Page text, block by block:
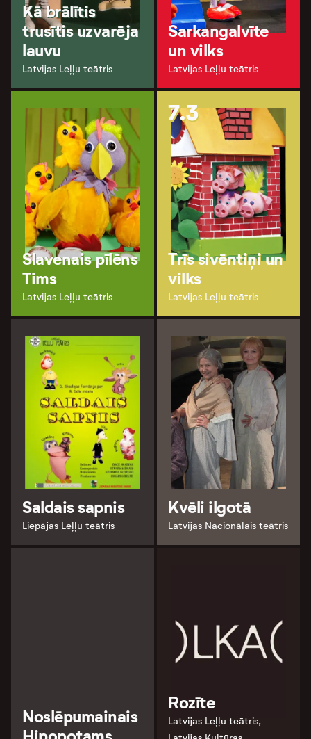
Kā brālītis
trusītis uzvarēja
lauvu
Latvijas Leļļu teātris
Sarkangalvīte
un vilks
Latvijas Leļļu teātris
Slavenais pīlēns
Tims
Latvijas Leļļu teātris
7.3
Trīs sivēntiņi un
vilks
Latvijas Leļļu teātris
Saldais sapnis
Liepājas Leļļu teātris
Kvēli ilgotā
Latvijas Nacionālais teātris
Noslēpumainais
Rozīte
Latvijas Leļļu teātris,